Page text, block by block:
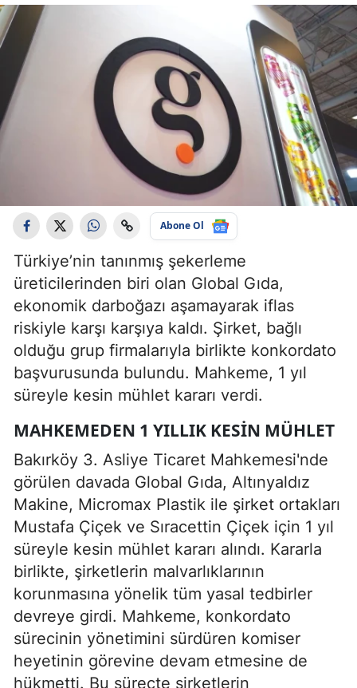
Abone Ol
Türkiye’nin tanınmış şekerleme
üreticilerinden biri olan Global Gıda,
ekonomik darboğazı aşamayarak iflas
riskiyle karşı karşıya kaldı. Şirket, bağlı
olduğu grup firmalarıyla birlikte konkordato
başvurusunda bulundu. Mahkeme, 1 yıl
süreyle kesin mühlet kararı verdi.
MAHKEMEDEN 1 YILLIK KESIN MÜHLET
Bakırköy 3. Asliye Ticaret Mahkemesi'nde
görülen davada Global Gıda, Altınyaldız
Makine, Micromax Plastik ile şirket ortakları
Mustafa Çiçek ve Sıracettin Çiçek için 1 yıl
süreyle kesin mühlet kararı alındı. Kararla
birlikte, şirketlerin malvarlıklarının
korunmasına yönelik tüm yasal tedbirler
devreye girdi. Mahkeme, konkordato
sürecinin yönetimini sürdüren komiser
heyetinin görevine devam etmesine de
hükmetti. Bu süreçte şirketlerin